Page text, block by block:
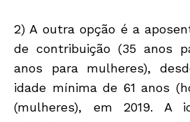
2) A outra opção é a
de contribuição (35 anos
anos para mulheres),
idade mínima de 61 anos
(mulheres), em 2019. A